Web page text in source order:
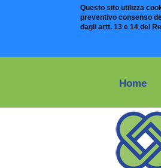
Questo sito utilizza
preventivo consenso
dagli artt. 13 e 14 del
Home